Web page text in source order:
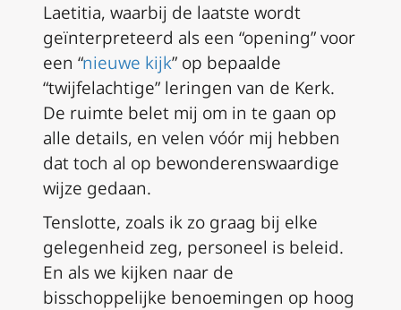
Laetitia, waarbij de laatste wordt
geïnterpreteerd als een “opening” voor
een “nieuwe kijk” op bepaalde
“twijfelachtige” leringen van de Kerk.
De ruimte belet mij om in te gaan op
alle details, en velen vóór mij hebben
dat toch al op bewonderenswaardige
wijze gedaan.
Tenslotte, zoals ik zo graag bij elke
gelegenheid zeg, personeel is beleid.
En als we kijken naar de
bisschoppelijke benoemingen op hoog